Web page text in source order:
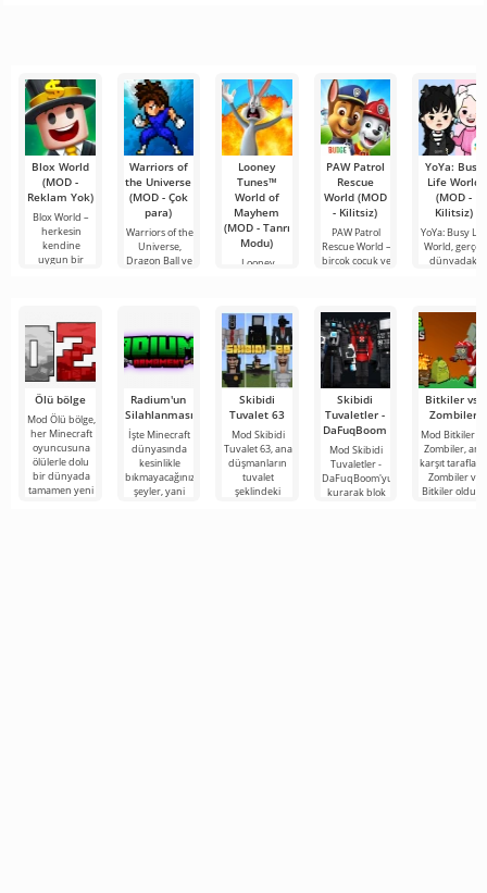
sağlayan
Blox World
(MOD -
Reklam Yok)
Blox World –
herkesin
kendine
uygun bir
Warriors of
the Universe
(MOD - Çok
para)
Warriors of the
Universe,
Dragon Ball ve
Looney
Tunes™
World of
Mayhem
(MOD - Tanrı
Modu)
Looney
sevilen
PAW Patrol
Rescue
World (MOD
- Kilitsiz)
PAW Patrol
Rescue World –
birçok çocuk ve
YoYa: Busy
Life World
(MOD -
Kilitsiz)
YoYa: Busy
World, gerçek
dünyadaki
Ölü bölge
Mod Ölü bölge,
her Minecraft
oyuncusuna
ölülerle dolu
bir dünyada
tamamen yeni
Radium'un
Silahlanması
İşte Minecraft
dünyasında
kesinlikle
bıkmayacağınız
şeyler, yani
Skibidi
Tuvalet 63
Mod Skibidi
Tuvalet 63, ana
düşmanların
tuvalet
şeklindeki
Skibidi
Tuvaletler -
DaFuqBoom
Mod Skibidi
Tuvaletler -
DaFuqBoom'yu
kurarak blok
Bitkiler vs.
Zombiler
Mod Bitkiler
Zombiler, ana
karşıt
Zombiler ve
Bitkiler olduğu